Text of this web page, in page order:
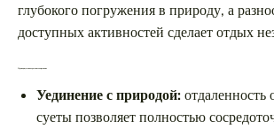
глубокого погружения в природу, а
доступных активностей сделает отдых
Преимущества отдыха в этом регионе
Уединение с природой:отдаленность
суеты позволяет полностью